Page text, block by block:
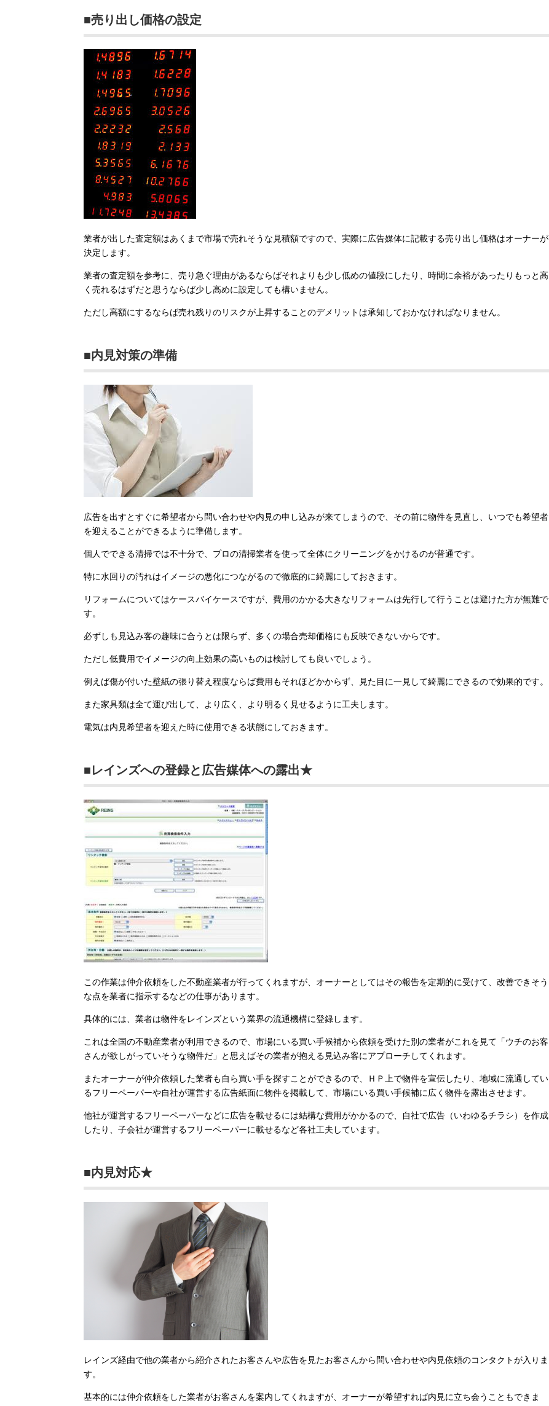
■売り出し価格の設定
業者が出した査定額はあくまで市場で売れそうな見積額ですので、実際に広告媒体に記載する売り出し価格はオーナーが
決定します。
業者の査定額を参考に、売り急ぐ理由があるならばそれよりも少し低めの値段にしたり、時間に余裕があったりもっと高
く売れるはずだと思うならば少し高めに設定しても構いません。
ただし高額にするならば売れ残りのリスクが上昇することのデメリットは承知しておかなければなりません。
■内見対策の準備
広告を出すとすぐに希望者から問い合わせや内見の申し込みが来てしまうので、その前に物件を見直し、いつでも希望者
を迎えることができるように準備します。
個人でできる清掃では不十分で、プロの清掃業者を使って全体にクリーニングをかけるのが普通です。
特に水回りの汚れはイメージの悪化につながるので徹底的に綺麗にしておきます。
リフォームについてはケースバイケースですが、費用のかかる大きなリフォームは先行して行うことは避けた方が無難で
す。
必ずしも見込み客の趣味に合うとは限らず、多くの場合売却価格にも反映できないからです。
ただし低費用でイメージの向上効果の高いものは検討しても良いでしょう。
例えば傷が付いた壁紙の張り替え程度ならば費用もそれほどかからず、見た目に一見して綺麗にできるので効果的です。
また家具類は全て運び出して、より広く、より明るく見せるように工夫します。
電気は内見希望者を迎えた時に使用できる状態にしておきます。
■レインズへの登録と広告媒体への露出★
この作業は仲介依頼をした不動産業者が行ってくれますが、オーナーとしてはその報告を定期的に受けて、改善できそう
な点を業者に指示するなどの仕事があります。
具体的には、業者は物件をレインズという業界の流通機構に登録します。
これは全国の不動産業者が利用できるので、市場にいる買い手候補から依頼を受けた別の業者がこれを見て「ウチのお客
さんが欲しがっていそうな物件だ」と思えばその業者が抱える見込み客にアプローチしてくれます。
またオーナーが仲介依頼した業者も自ら買い手を探すことができるので、ＨＰ上で物件を宣伝したり、地域に流通してい
るフリーペーパーや自社が運営する広告紙面に物件を掲載して、市場にいる買い手候補に広く物件を露出させます。
他社が運営するフリーペーパーなどに広告を載せるには結構な費用がかかるので、自社で広告（いわゆるチラシ）を作成
したり、子会社が運営するフリーペーパーに載せるなど各社工夫しています。
■内見対応★
レインズ経由で他の業者から紹介されたお客さんや広告を見たお客さんから問い合わせや内見依頼のコンタクトが入りま
す。
基本的には仲介依頼をした業者がお客さんを案内してくれますが、オーナーが希望すれば内見に立ち会うこともできま